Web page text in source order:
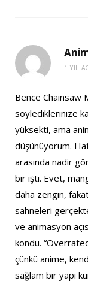
1 YIL
Bence Chainsaw
söylediklerinize
yüksekti, ama
düşünüyorum.
arasında nadir
bir işti. Evet,
daha zengin,
sahneleri
ve animasyon
kondu.
çünkü anime,
sağlam bir yapı